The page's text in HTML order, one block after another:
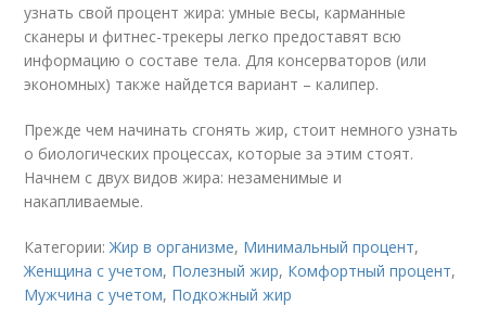
узнать свой процент жира: умные весы, карманные
сканеры и фитнес-трекеры легко предоставят всю
информацию о составе тела. Для консерваторов (или
экономных) также найдется вариант – калипер.
Прежде чем начинать сгонять жир, стоит немного узнать
о биологических процессах, которые за этим стоят.
Начнем с двух видов жира: незаменимые и
накапливаемые.
Категории:Жир в организме, Минимальный процент,
Женщина с учетом, Полезный жир, Комфортный процент,
Мужчина с учетом, Подкожный жир